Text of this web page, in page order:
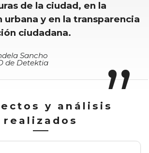
de la ciudad, en la
urbana y en la transparencia
ciudadana.
Sancho
de Detektia
y análisis
realizados